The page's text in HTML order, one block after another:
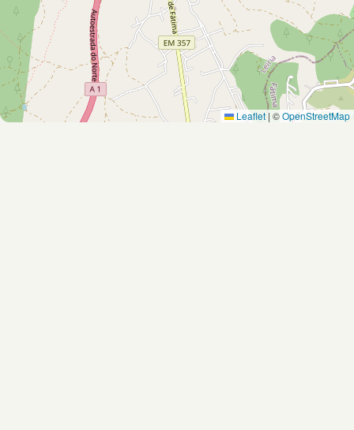
Leaflet | ©OpenStreetMap